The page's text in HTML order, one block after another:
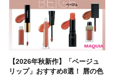
【2026年秋新作】「ベージュ
リップ」おすすめ8選！ 唇の色
【2026年夏】汗に強い日焼け
止めのおすすめ13選！ 汗で塗
【2026年秋新作】「ベージュ
リップ」おすすめ8選！ 唇の色
【2026夏】「リップケア」ラ
ンキングTOP5！＜美容マニア
【おすすめダイエットサプリ８
選】食べすぎた日をサポート！
【2026年夏】おすすめの髪型
36選！ショート・ボブ・ミディ
【読者プレゼント】羽の見えな
いハンディファン
【スック2026新作】秋コレク
ションを全品スウォッチ&イエ